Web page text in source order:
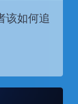
该如何追